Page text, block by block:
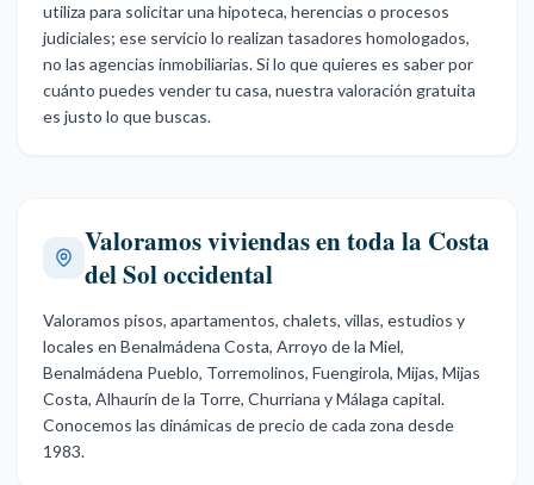
utiliza para solicitar una hipoteca, herencias o procesos
judiciales; ese servicio lo realizan tasadores homologados,
no las agencias inmobiliarias. Si lo que quieres es saber por
cuánto puedes vender tu casa, nuestra valoración gratuita
es justo lo que buscas.
Valoramos viviendas en toda la Costa
del Sol occidental
Valoramos pisos, apartamentos, chalets, villas, estudios y
locales en Benalmádena Costa, Arroyo de la Miel,
Benalmádena Pueblo, Torremolinos, Fuengirola, Mijas, Mijas
Costa, Alhaurín de la Torre, Churriana y Málaga capital.
Conocemos las dinámicas de precio de cada zona desde
1983.